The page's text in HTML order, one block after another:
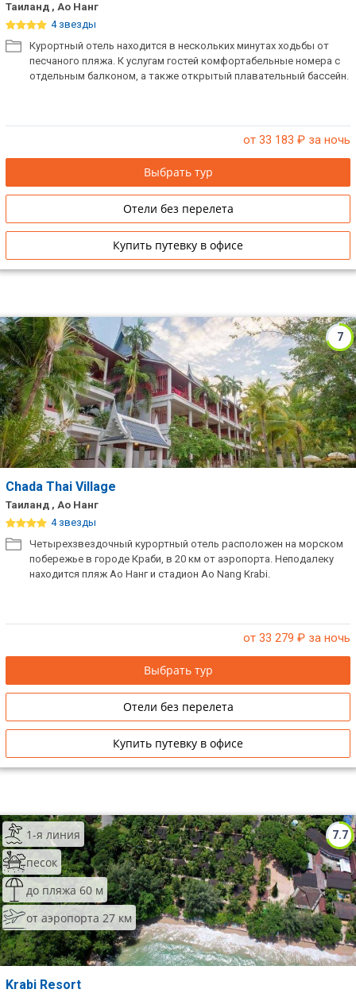
Таиланд , Ао Нанг
4 звезды
Курортный отель находится в нескольких минутах ходьбы от
песчаного пляжа. К услугам гостей комфортабельные номера с
отдельным балконом, а также открытый плавательный бассейн.
от 33 183 ₽ за ночь
Выбрать тур
Отели без перелета
Купить путевку в офисе
7
Chada Thai Village
Таиланд , Ао Нанг
4 звезды
Четырехзвездочный курортный отель расположен на морском
побережье в городе Краби, в 20 км от аэропорта. Неподалеку
находится пляж Ао Нанг и стадион Ao Nang Krabi.
от 33 279 ₽ за ночь
Выбрать тур
Отели без перелета
Купить путевку в офисе
7.7
1-я линия
песок
до пляжа 60 м
от аэропорта 27 км
Krabi Resort